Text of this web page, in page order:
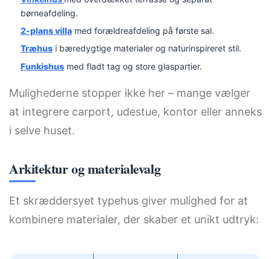
børneafdeling.
2-plans villamed forældreafdeling på første sal.
Træhusi bæredygtige materialer og naturinspireret stil.
Funkishusmed fladt tag og store glaspartier.
Mulighederne stopper ikke her – mange vælger
at integrere carport, udestue, kontor eller anneks
i selve huset.
Arkitektur og materialevalg
Et skræddersyet typehus giver mulighed for at
kombinere materialer, der skaber et unikt udtryk: